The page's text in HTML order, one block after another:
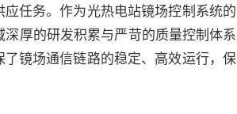
任务。作为光热电站镜场控制系统
厚的研发积累与严苛的质量控制体
镜场通信链路的稳定、高效运行，